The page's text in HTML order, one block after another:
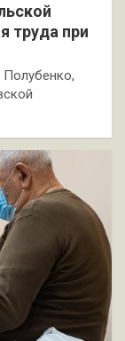
труда при